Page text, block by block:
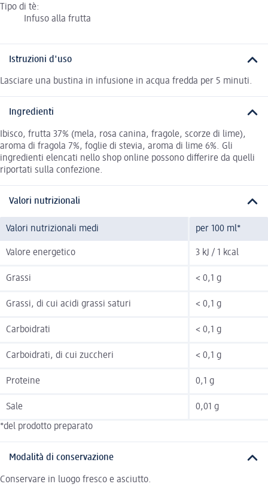
Tipo di tè:
Infuso alla frutta
Istruzioni d'uso
Lasciare una bustina in infusione in acqua fredda per 5 minuti.
Ingredienti
Ibisco, frutta 37% (mela, rosa canina, fragole, scorze di lime),
aroma di fragola 7%, foglie di stevia, aroma di lime 6%. Gli
ingredienti elencati nello shop online possono differire da quelli
riportati sulla confezione.
Valori nutrizionali
Valori nutrizionali medi per 100 ml*
Valore energetico 3 kJ / 1 kcal
Grassi < 0,1 g
Grassi, di cui acidi grassi saturi < 0,1 g
Carboidrati < 0,1 g
Carboidrati, di cui zuccheri < 0,1 g
Proteine 0,1 g
Sale 0,01 g
*del prodotto preparato
Modalità di conservazione
Conservare in luogo fresco e asciutto.